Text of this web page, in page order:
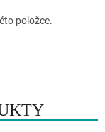
položce.